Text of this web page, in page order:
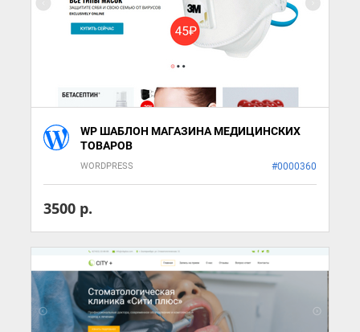
WP ШАБЛОН МАГАЗИНА МЕДИЦИНСКИХ
ТОВАРОВ
WORDPRESS #0000360
3500 р.